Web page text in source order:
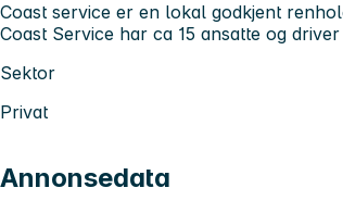
Coast service er en lokal godkjent
Coast Service har ca 15 ansatte og
Sektor
Privat
Annonsedata